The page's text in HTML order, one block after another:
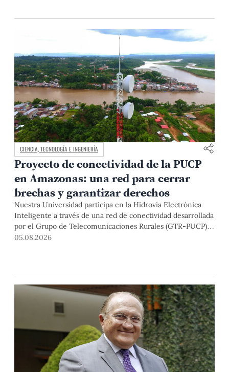
CIENCIA, TECNOLOGÍA E INGENIERÍA
Proyecto de conectividad de la PUCP
en Amazonas: una red para cerrar
brechas y garantizar derechos
Nuestra Universidad participa en la Hidrovía Electrónica
Inteligente a través de una red de conectividad desarrollada
por el Grupo de Telecomunicaciones Rurales (GTR-PUCP)
desde el 2018. En esta nota repasamos cómo ha sido el
05.08.2026